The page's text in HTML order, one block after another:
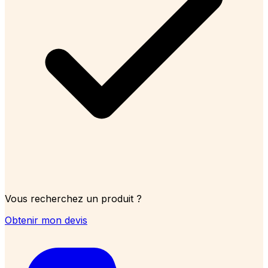
Vous recherchez un produit ?
Obtenir mon devis